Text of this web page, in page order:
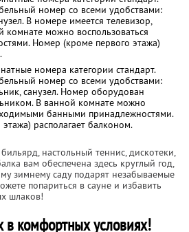
номер со всеми удобствами:
В номере имеется телевизор,
комнате можно воспользоваться
Номер (кроме первого этажа)
номера категории стандарт.
номер со всеми удобствами:
санузел. Номер оборудован
В ванной комнате можно
банными принадлежностями.
располагает балконом.
настольный теннис, дискотеки,
вам обеспечена здесь круглый год,
зимнему саду подарят незабываемые
попариться в сауне и избавить
шлаков!
комфортных условиях!